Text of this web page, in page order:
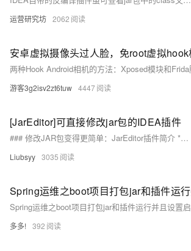
运营研究坊 2062
游客3g2isv2zt6tuw 4447
[JarEditor]可直接修改jar包的IDEA插件
### 修改JAR包变得更简单：JarEditor插件简介 **背景:** 开发中常需修改JAR包中的class文件,传统方法耗时费力。JarEditor插件让你一键编辑JAR包内文件,无需解压。 **插件使用:** 1. **安装:** 在IDEA插件市场搜索JarEditor并安装。 2. **修改class:** 打开JAR文件中的class,直接编辑,保存后一键构建更新JAR。 3. **文件管理:** 右键菜单支持在JAR内新增/删除/重命名文件等操作。 4. **搜索:** 使用内置搜索功能快速定位JAR包内的字符串。
Liubsyy 3035
多多! 392